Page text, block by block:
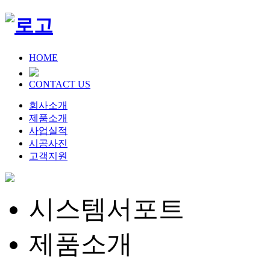
HOME
CONTACT US
회사소개
제품소개
사업실적
시공사진
고객지원
시스템서포트
제품소개